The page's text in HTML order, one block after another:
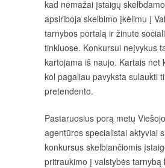
kad nemažai įstaigų
apsiriboja skelbimo įkėlimu į
tarnybos portalą ir žinute
tinkluose. Konkursui neįvykus
kartojama iš naujo. Kartais net
kol pagaliau pavyksta sulaukti
pretendento.
Pastaruosius porą metų
agentūros specialistai aktyviai
konkursus skelbiančiomis
pritraukimo į valstybės tarnybą